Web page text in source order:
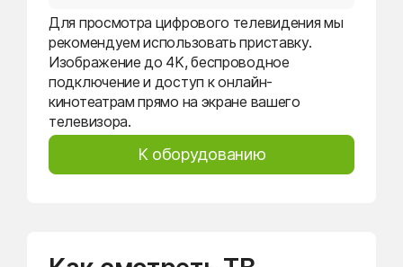
Для просмотра цифрового телевидения мы
рекомендуем использовать приставку.
Изображение до 4K, беспроводное
подключение и доступ к онлайн-
кинотеатрам прямо на экране вашего
телевизора.
К оборудованию